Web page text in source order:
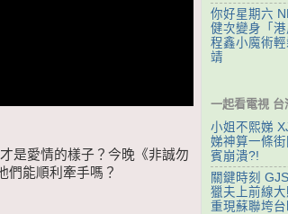
是愛情的樣子？今晚《非誠勿
們能順利牽手嗎？
你好星期六
健次變身「
程鑫小魔術
靖
一起看電視 台
小姐不熙娣
娣神算一條
賓崩潰?!
關鍵時刻
獵夫上前線
重現蘇聯垮